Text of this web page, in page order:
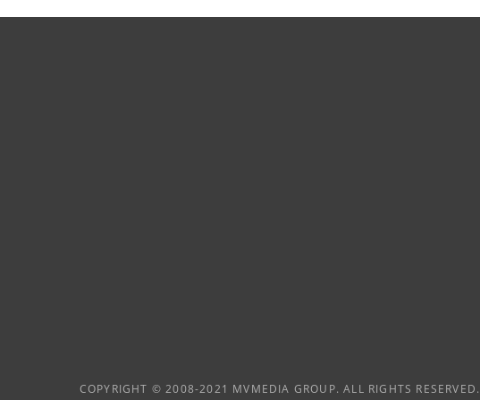
COPYRIGHT © 2008-2021 MVMEDIA GROUP. ALL RIGHTS RESERVED.